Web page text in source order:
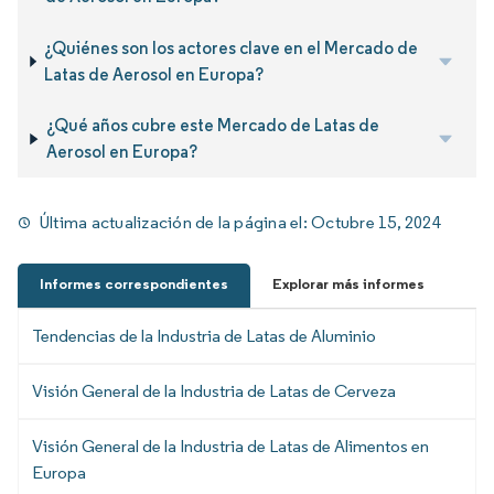
¿Quiénes son los actores clave en el Mercado de
Latas de Aerosol en Europa?
¿Qué años cubre este Mercado de Latas de
Aerosol en Europa?
Última actualización de la página el:Octubre 15, 2024
Informes correspondientes Explorar más informes
Tendencias de la Industria de Latas de Aluminio
Visión General de la Industria de Latas de Cerveza
Visión General de la Industria de Latas de Alimentos en
Europa